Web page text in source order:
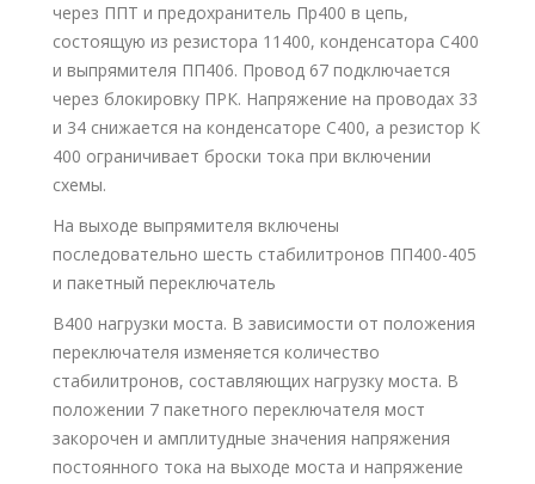
через ППТ и предохранитель Пр400 в цепь,
состоящую из резистора 11400, конденсатора С400
и выпрямителя ПП406. Провод 67 подключается
через блокировку ПРК. Напряжение на проводах 33
и 34 снижается на конденсаторе С400, а резистор К
400 ограничивает броски тока при включении
схемы.
На выходе выпрямителя включены
последовательно шесть стабилитронов ПП400-405
и пакетный переключатель
В400 нагрузки моста. В зависимости от положения
переключателя изменяется количество
стабилитронов, составляющих нагрузку моста. В
положении 7 пакетного переключателя мост
закорочен и амплитудные значения напряжения
постоянного тока на выходе моста и напряжение